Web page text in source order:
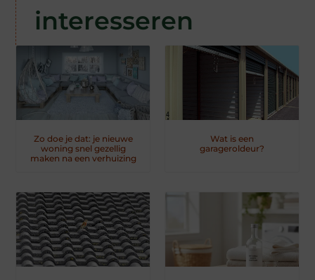
interesseren
Zo doe je dat: je nieuwe
woning snel gezellig
maken na een verhuizing
Wat is een
garageroldeur?